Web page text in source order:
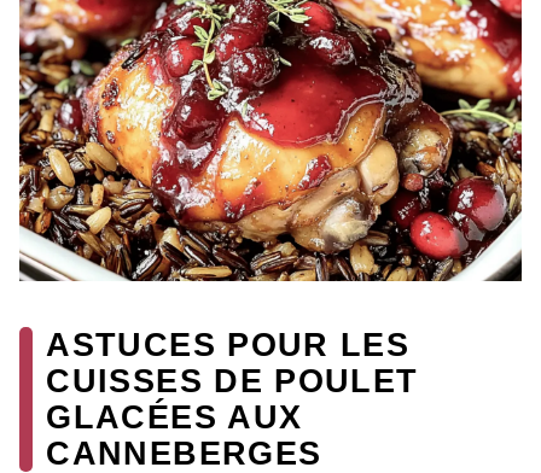
ASTUCES POUR LES
CUISSES DE POULET
GLACÉES AUX
CANNEBERGES